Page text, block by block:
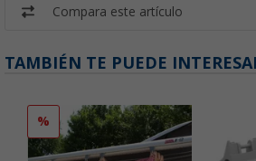
Compara este artículo
TAMBIÉN TE PUEDE
%